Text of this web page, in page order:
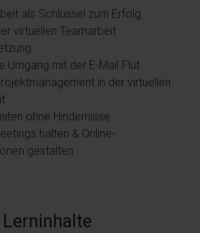
als Schlüssel zum Erfolg
virtuellen Teamarbeit
Umgang mit der E-Mail Flut
in der virtuellen
ohne Hindernisse
halten & Online-
gestalten